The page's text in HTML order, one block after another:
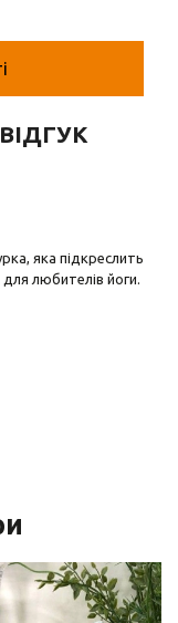
ВІДГУК
яка підкреслить
любителів йоги.